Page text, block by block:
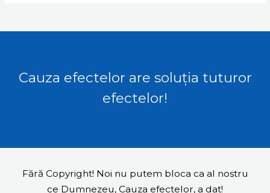
Cauza efectelor are soluția tuturor
efectelor!
Fără Copyright! Noi nu putem bloca ca al nostru
ce Dumnezeu, Cauza efectelor, a dat!